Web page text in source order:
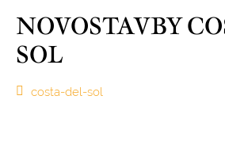
NOVOSTAVBY
SOL
costa-del-sol